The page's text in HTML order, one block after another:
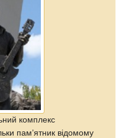
комплекс
пам’ятник відомому